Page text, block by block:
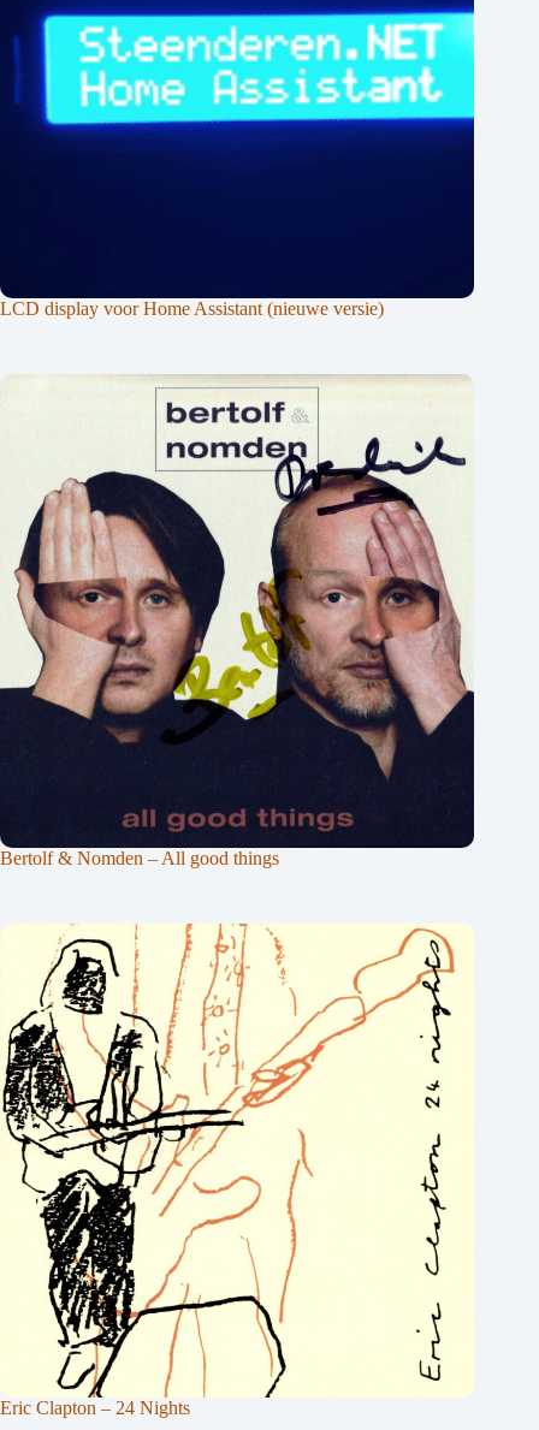
LCD display voor Home Assistant (nieuwe versie)
Bertolf & Nomden – All good things
Eric Clapton – 24 Nights